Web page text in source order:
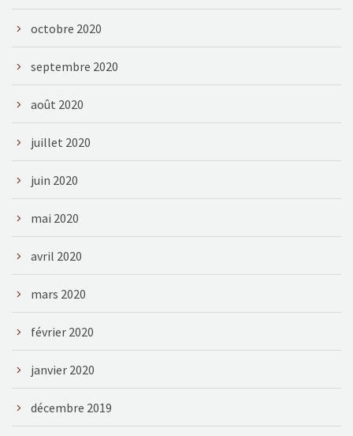
octobre 2020
septembre 2020
août 2020
juillet 2020
juin 2020
mai 2020
avril 2020
mars 2020
février 2020
janvier 2020
décembre 2019